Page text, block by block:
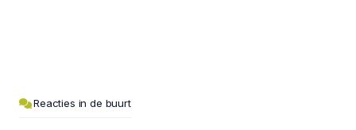
Reacties in de buurt